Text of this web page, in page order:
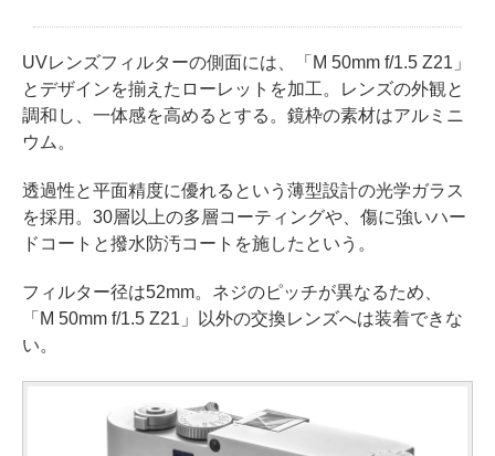
UVレンズフィルターの側面には、「M 50mm f/1.5 Z21」
とデザインを揃えたローレットを加工。レンズの外観と
調和し、一体感を高めるとする。鏡枠の素材はアルミニ
ウム。
透過性と平面精度に優れるという薄型設計の光学ガラス
を採用。30層以上の多層コーティングや、傷に強いハー
ドコートと撥水防汚コートを施したという。
フィルター径は52mm。ネジのピッチが異なるため、
「M 50mm f/1.5 Z21」以外の交換レンズへは装着できな
い。